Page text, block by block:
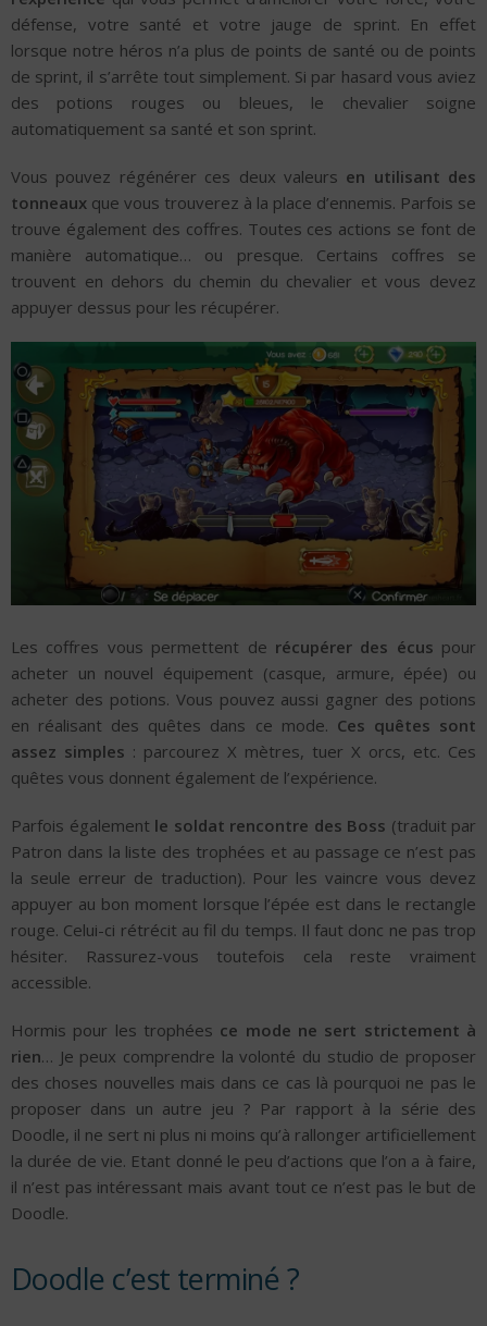
défense, votre santé et votre jauge de sprint. En effet
lorsque notre héros n’a plus de points de santé ou de points
de sprint, il s’arrête tout simplement. Si par hasard vous aviez
des potions rouges ou bleues, le chevalier soigne
automatiquement sa santé et son sprint.
Vous pouvez régénérer ces deux valeurs en utilisant des
tonneaux que vous trouverez à la place d’ennemis. Parfois se
trouve également des coffres. Toutes ces actions se font de
manière automatique… ou presque. Certains coffres se
trouvent en dehors du chemin du chevalier et vous devez
appuyer dessus pour les récupérer.
Les coffres vous permettent de récupérer des écus pour
acheter un nouvel équipement (casque, armure, épée) ou
acheter des potions. Vous pouvez aussi gagner des potions
en réalisant des quêtes dans ce mode. Ces quêtes sont
assez simples : parcourez X mètres, tuer X orcs, etc. Ces
quêtes vous donnent également de l’expérience.
Parfois également le soldat rencontre des Boss (traduit par
Patron dans la liste des trophées et au passage ce n’est pas
la seule erreur de traduction). Pour les vaincre vous devez
appuyer au bon moment lorsque l’épée est dans le rectangle
rouge. Celui-ci rétrécit au fil du temps. Il faut donc ne pas trop
hésiter. Rassurez-vous toutefois cela reste vraiment
accessible.
Hormis pour les trophées ce mode ne sert strictement à
rien… Je peux comprendre la volonté du studio de proposer
des choses nouvelles mais dans ce cas là pourquoi ne pas le
proposer dans un autre jeu ? Par rapport à la série des
Doodle, il ne sert ni plus ni moins qu’à rallonger artificiellement
la durée de vie. Etant donné le peu d’actions que l’on a à faire,
il n’est pas intéressant mais avant tout ce n’est pas le but de
Doodle.
Doodle c’est terminé ?